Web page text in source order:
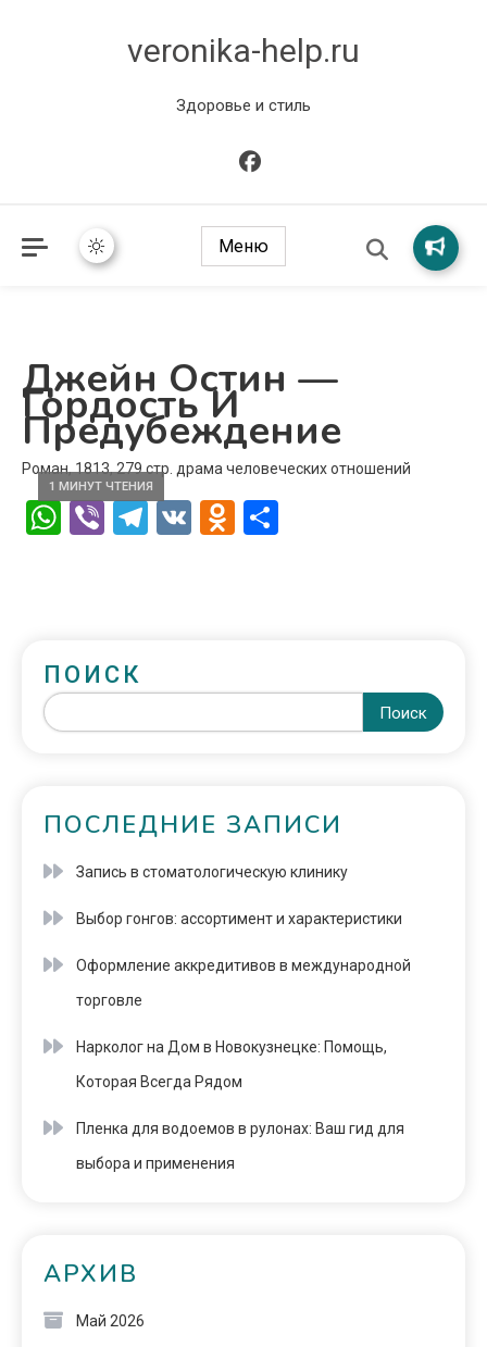
veronika-help.ru
Здоровье и стиль
Меню
Джейн Остин —
Гордость И
Предубеждение
1 МИНУТ ЧТЕНИЯ
Роман, 1813, 279 стр. драма человеческих отношений
WhatsApp
ViberTelegram
VK Odnoklassniki
ПОИСК
Поиск
ПОСЛЕДНИЕ ЗАПИСИ
Запись в стоматологическую клинику
Выбор гонгов: ассортимент и характеристики
Оформление аккредитивов в международной
торговле
Нарколог на Дом в Новокузнецке: Помощь,
Которая Всегда Рядом
Пленка для водоемов в рулонах: Ваш гид для
выбора и применения
АРХИВ
Май 2026